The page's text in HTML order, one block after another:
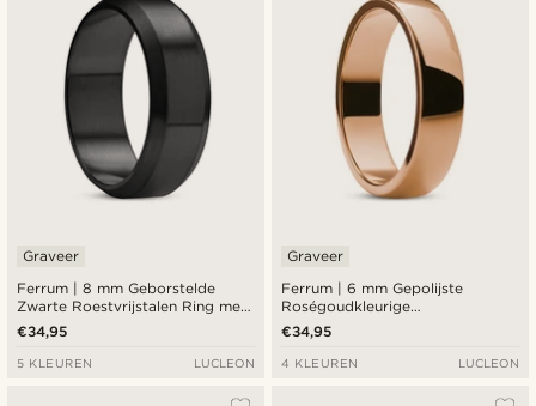
Ferrum | 8 mm Geborstelde
Zwarte Roestvrijstalen Ring met
Afgeschuinde Randen
Graveer
€34,95
5 KLEUREN LUCLEON
Ferrum | 6 mm Gepolijste
Roségoudkleurige
Roestvrijstalen D-vormige Ring
Graveer
€34,95
4 KLEUREN LUCLEON